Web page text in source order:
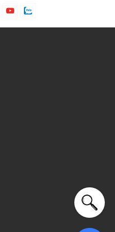
được tất cả các mùa trong